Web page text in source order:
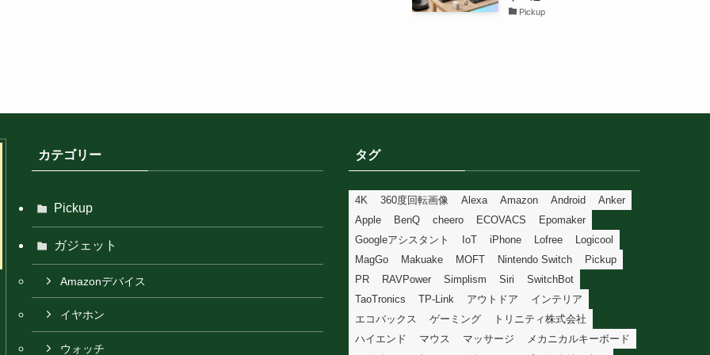
Pickup
カテゴリー
Pickup
ガジェット
Amazonデバイス
イヤホン
ウォッチ
タグ
4K 360度回転画像 Alexa Amazon Android
Anker
Apple
BenQ cheero ECOVACS
Epomaker
Googleアシスタント
IoT iPhone Lofree
Logicool
MagGo
Makuake MOFT Nintendo Switch
Pickup
PR
RAVPower Simplism Siri
SwitchBot
TaoTronics
TP-Link アウトドア
インテリア
エコバックス
ゲーミング
トリニティ株式会社
ハイエンド
マウス マッサージ
メカニカルキーボード